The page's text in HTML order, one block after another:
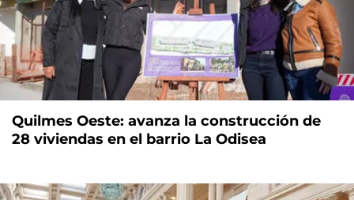
Quilmes Oeste: avanza la construcción de
28 viviendas en el barrio La Odisea